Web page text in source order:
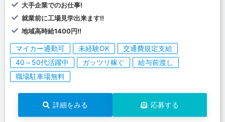
大手企業でのお仕事!
就業前に工場見学出来ます!!
地域高時給1400円!!
マイカー通勤可 未経験OK
交通費規定支給
40～50代活躍中
ガッツリ稼ぐ
給与前渡し
職場駐車場無料
詳細をみる 応募する